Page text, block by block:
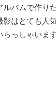
バムで作りた
はとても人気
っしゃいます